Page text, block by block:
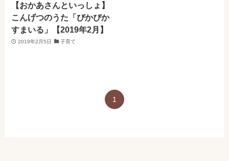
【おかあさんといっしょ】
こんげつのうた「ぴかぴか
すまいる」【2019年2月】
2019年2月5日 子育て
1